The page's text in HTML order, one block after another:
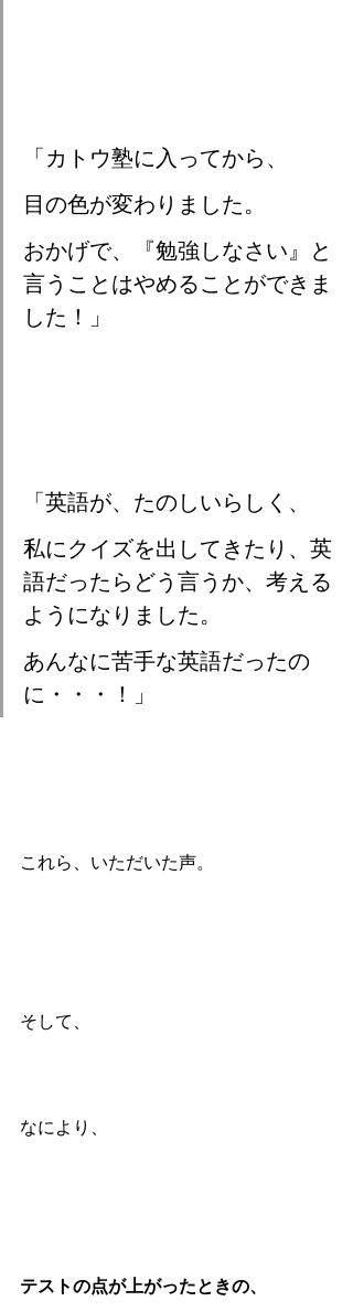
「カトウ塾に入ってから、
目の色が変わりました。
おかげで、『勉強しなさい』と
言うことはやめることができま
した！」
「英語が、たのしいらしく、
私にクイズを出してきたり、英
語だったらどう言うか、考える
ようになりました。
あんなに苦手な英語だったの
に・・・！」
これら、いただいた声。
そして、
なにより、
テストの点が上がったときの、